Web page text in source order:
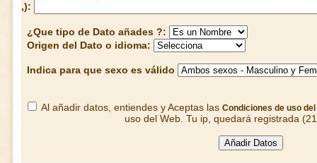
,):
¿Que tipo de Dato añades ?:
Origen del Dato o idioma:
Indica para que sexo es válido
Al añadir datos, entiendes y Aceptas las Condiciones de uso del
uso del Web. Tu ip, quedará registrada